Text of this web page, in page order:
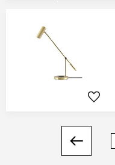
Vorige